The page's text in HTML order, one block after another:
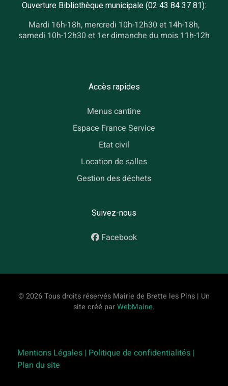
Ouverture Bibliothèque municipale (02 43 84 37 81):
Mardi 16h-18h, mercredi 10h-12h30 et 14h-18h,
samedi 10h-12h30 et 1er dimanche du mois 11h-12h
Accès rapides
Menus cantine
Espace France Service
Etat civil
Location de salles
Gestion des déchets
Suivez-nous
Facebook
© 2026 Tous droits réservés Mairie de Brette les Pins | Un
site créé parWebMaine.
Mentions Légales | Politique de confidentialités |
Plan du site